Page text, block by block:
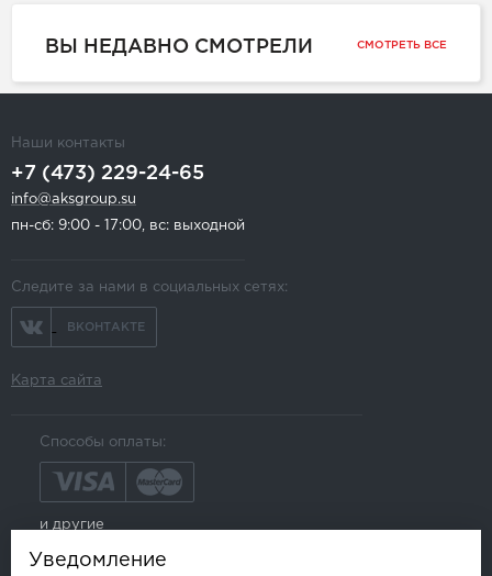
ВЫ НЕДАВНО СМОТРЕЛИ СМОТРЕТЬ ВСЕ
Наши контакты
+7 (473) 229-24-65
info@aksgroup.su
пн-сб: 9:00 - 17:00, вс: выходной
Следите за нами в социальных сетях:
ВКОНТАКТЕ
Карта сайта
Способы оплаты:
и другие
Уведомление